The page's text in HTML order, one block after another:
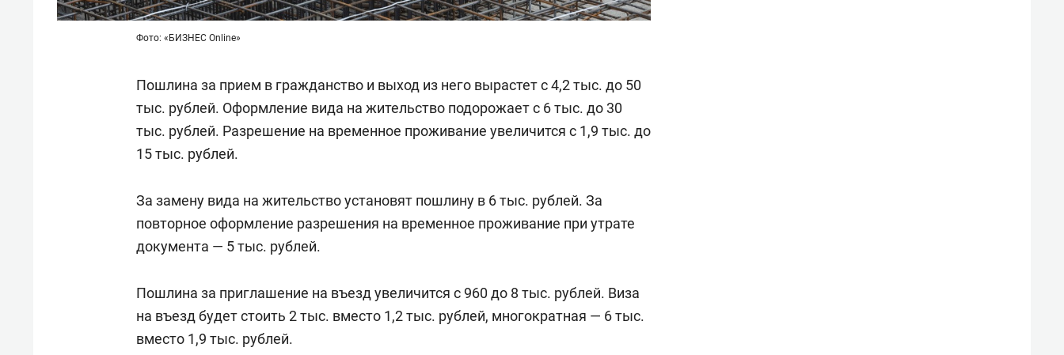
Фото: «БИЗНЕС Online»
Пошлина за прием в гражданство и выход из него вырастет с 4,2 тыс. до 50
тыс. рублей. Оформление вида на жительство подорожает с 6 тыс. до 30
тыс. рублей. Разрешение на временное проживание увеличится с 1,9 тыс. до
15 тыс. рублей.
За замену вида на жительство установят пошлину в 6 тыс. рублей. За
повторное оформление разрешения на временное проживание при утрате
документа — 5 тыс. рублей.
Пошлина за приглашение на въезд увеличится с 960 до 8 тыс. рублей. Виза
на въезд будет стоить 2 тыс. вместо 1,2 тыс. рублей, многократная — 6 тыс.
вместо 1,9 тыс. рублей.